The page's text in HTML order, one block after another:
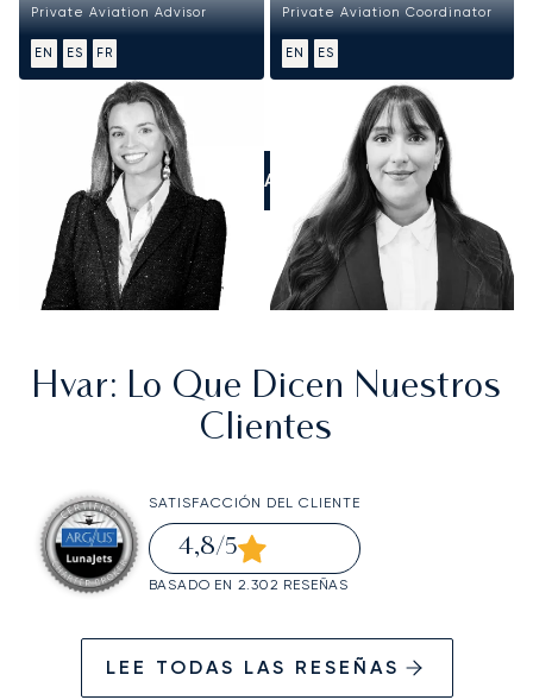
Private Aviation Advisor
EN ES FR
Private Aviation Coordinator
EN ES
LLÁMANOS
Hvar: Lo Que Dicen Nuestros
Clientes
SATISFACCIÓN DEL CLIENTE
4,8/5
BASADO EN 2.302 RESEÑAS
LEE TODAS LAS RESEÑAS